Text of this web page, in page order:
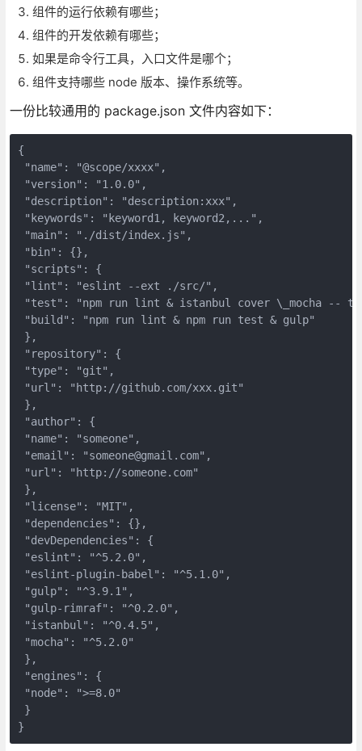
组件的运行依赖有哪些；
组件的开发依赖有哪些；
如果是命令行工具，入口文件是哪个；
组件支持哪些 node 版本、操作系统等。
一份比较通用的 package.json 文件内容如下：
{
"name": "@scope/xxxx",
"version": "1.0.0",
"description": "description:xxx",
"keywords": "keyword1, keyword2,...",
"main": "./dist/index.js",
"bin": {},
"scripts": {
"lint": "eslint --ext ./src/",
"test": "npm run lint & istanbul cover \_mocha --
"build": "npm run lint & npm run test & gulp"
},
"repository": {
"type": "git",
"url": "http://github.com/xxx.git"
},
"author": {
"name": "someone",
"email": "someone@gmail.com",
"url": "http://someone.com"
},
"license": "MIT",
"dependencies": {},
"devDependencies": {
"eslint": "^5.2.0",
"eslint-plugin-babel": "^5.1.0",
"gulp": "^3.9.1",
"gulp-rimraf": "^0.2.0",
"istanbul": "^0.4.5",
"mocha": "^5.2.0"
},
"engines": {
"node": ">=8.0"
}
}